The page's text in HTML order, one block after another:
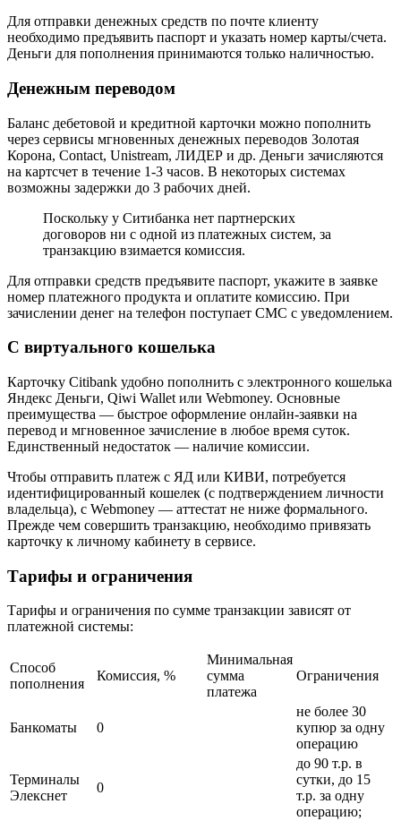
Для отправки денежных средств по почте клиенту
необходимо предъявить паспорт и указать номер карты/счета.
Деньги для пополнения принимаются только наличностью.
Денежным переводом
Баланс дебетовой и кредитной карточки можно пополнить
через сервисы мгновенных денежных переводов Золотая
Корона, Contact, Unistream, ЛИДЕР и др. Деньги зачисляются
на картсчет в течение 1-3 часов. В некоторых системах
возможны задержки до 3 рабочих дней.
Поскольку у Ситибанка нет партнерских
договоров ни с одной из платежных систем, за
транзакцию взимается комиссия.
Для отправки средств предъявите паспорт, укажите в заявке
номер платежного продукта и оплатите комиссию. При
зачислении денег на телефон поступает СМС с уведомлением.
С виртуального кошелька
Карточку Citibank удобно пополнить с электронного кошелька
Яндекс Деньги, Qiwi Wallet или Webmoney. Основные
преимущества — быстрое оформление онлайн-заявки на
перевод и мгновенное зачисление в любое время суток.
Единственный недостаток — наличие комиссии.
Чтобы отправить платеж с ЯД или КИВИ, потребуется
идентифицированный кошелек (с подтверждением личности
владельца), с Webmoney — аттестат не ниже формального.
Прежде чем совершить транзакцию, необходимо привязать
карточку к личному кабинету в сервисе.
Тарифы и ограничения
Тарифы и ограничения по сумме транзакции зависят от
платежной системы:
Способ
пополнения
Комиссия, %
Минимальная
сумма
платежа
Ограничения
Банкоматы 0
не более 30
купюр за одну
операцию
Терминалы
Элекснет
0
до 90 т.р. в
сутки, до 15
т.р. за одну
операцию;